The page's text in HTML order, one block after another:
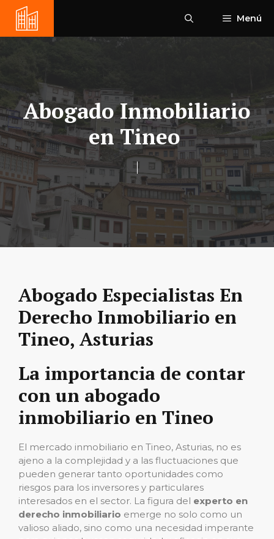
Saltar
contenido
Menú
Abogado Inmobiliario
en Tineo
Abogado Especialistas En
Derecho Inmobiliario en
Tineo, Asturias
La importancia de contar
con un abogado
inmobiliario en Tineo
El mercado inmobiliario en Tineo, Asturias, no es
ajeno a la complejidad y a las fluctuaciones que
pueden generar tanto oportunidades como
riesgos para los inversores y particulares
interesados en el sector. La figura del experto en
derecho inmobiliario emerge no solo como un
valioso aliado, sino como una necesidad imperante